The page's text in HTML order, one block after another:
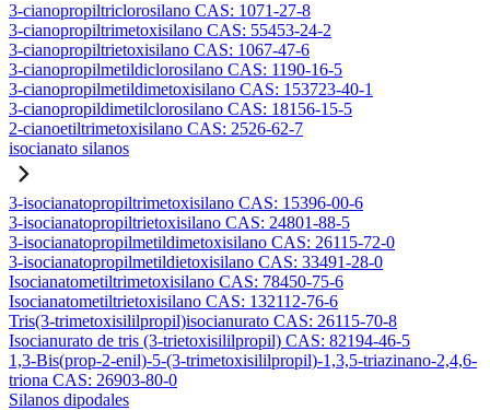
3-cianopropiltriclorosilano CAS: 1071-27-8
3-cianopropiltrimetoxisilano CAS: 55453-24-2
3-cianopropiltrietoxisilano CAS: 1067-47-6
3-cianopropilmetildiclorosilano CAS: 1190-16-5
3-cianopropilmetildimetoxisilano CAS: 153723-40-1
3-cianopropildimetilclorosilano CAS: 18156-15-5
2-cianoetiltrimetoxisilano CAS: 2526-62-7
isocianato silanos
3-isocianatopropiltrimetoxisilano CAS: 15396-00-6
3-isocianatopropiltrietoxisilano CAS: 24801-88-5
3-isocianatopropilmetildimetoxisilano CAS: 26115-72-0
3-isocianatopropilmetildietoxisilano CAS: 33491-28-0
Isocianatometiltrimetoxisilano CAS: 78450-75-6
Isocianatometiltrietoxisilano CAS: 132112-76-6
Tris(3-trimetoxisililpropil)isocianurato CAS: 26115-70-8
Isocianurato de tris (3-trietoxisililpropil) CAS: 82194-46-5
1,3-Bis(prop-2-enil)-5-(3-trimetoxisililpropil)-1,3,5-triazinano-2,4,6-
triona CAS: 26903-80-0
Silanos dipodales